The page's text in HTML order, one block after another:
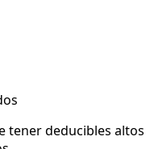
tener deducibles altos